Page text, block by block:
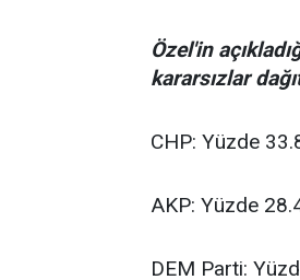
Özel'in
kararsızlar
CHP: Yüzde
AKP: Yüzde
DEM Parti: